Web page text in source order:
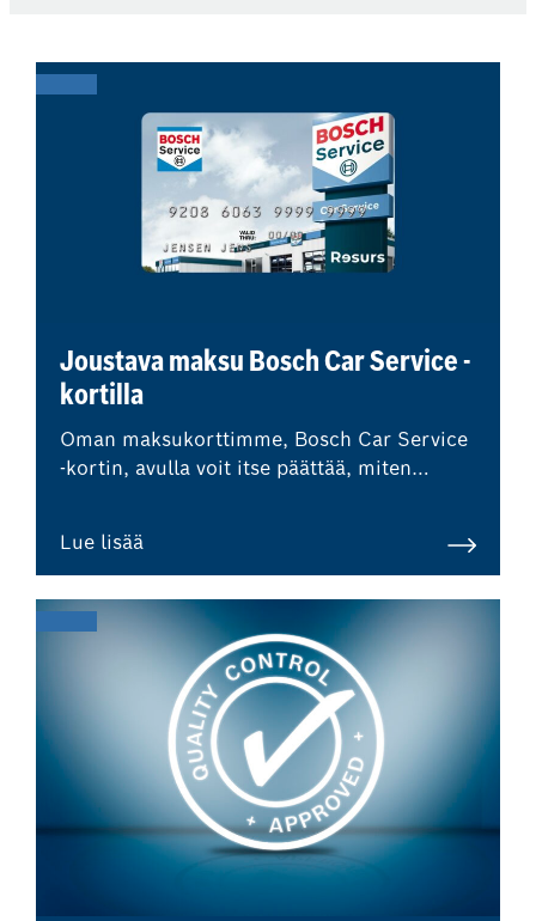
välittömästi tiedon hinnasta.
Joustava maksu Bosch Car Service -
kortilla
Oman maksukorttimme, Bosch Car Service
-kortin, avulla voit itse päättää, miten
Lue lisää